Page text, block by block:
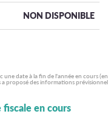
NON DISPONIBLE
une date à la fin de l'année en cours
proposé des informations
fiscale en cours